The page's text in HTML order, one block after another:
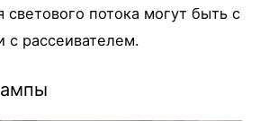
светового потока могут быть с
с рассеивателем.